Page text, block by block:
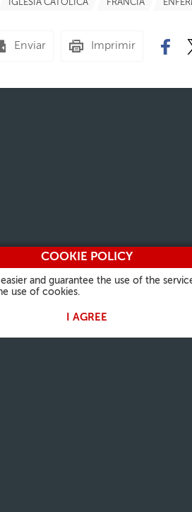
COOKIE POLICY
and guarantee the use of the
use of cookies.
I AGREE
IGLESIA CATÓLICA FRANCIA
Enviar Imprimir